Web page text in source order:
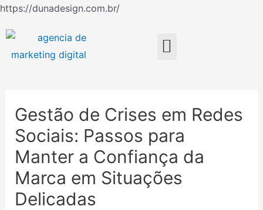
https://dunadesign.com.br/Ir
Menu
Gestão de Crises em Redes
Sociais: Passos para
Manter a Confiança da
Marca em Situações
Delicadas
de
Post